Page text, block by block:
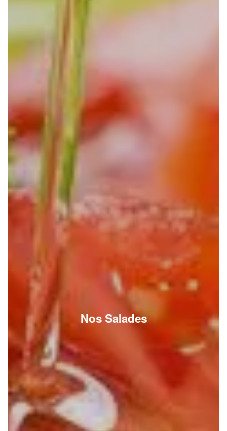
Nos Salades